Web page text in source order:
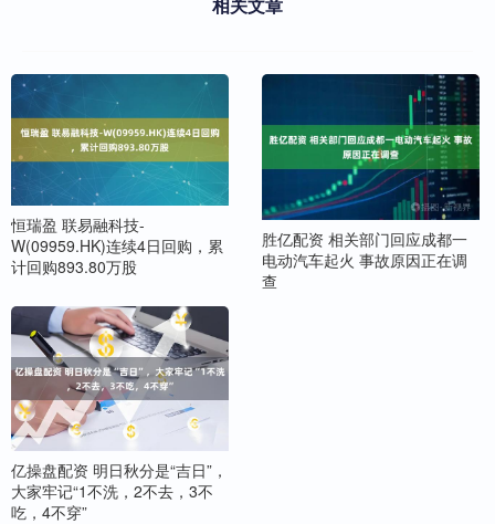
相关文章
恒瑞盈 联易融科技-
W(09959.HK)连续4日回购，累
计回购893.80万股
胜亿配资 相关部门回应成都一
电动汽车起火 事故原因正在调
查
亿操盘配资 明日秋分是“吉日”，
大家牢记“1不洗，2不去，3不
吃，4不穿”